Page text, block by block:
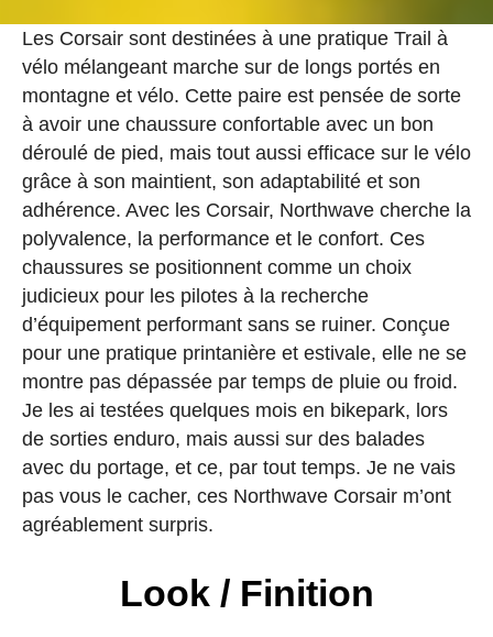
Les Corsair sont destinées à une pratique Trail à
vélo mélangeant marche sur de longs portés en
montagne et vélo. Cette paire est pensée de sorte
à avoir une chaussure confortable avec un bon
déroulé de pied, mais tout aussi efficace sur le vélo
grâce à son maintient, son adaptabilité et son
adhérence. Avec les Corsair, Northwave cherche la
polyvalence, la performance et le confort. Ces
chaussures se positionnent comme un choix
judicieux pour les pilotes à la recherche
d’équipement performant sans se ruiner. Conçue
pour une pratique printanière et estivale, elle ne se
montre pas dépassée par temps de pluie ou froid.
Je les ai testées quelques mois en bikepark, lors
de sorties enduro, mais aussi sur des balades
avec du portage, et ce, par tout temps. Je ne vais
pas vous le cacher, ces Northwave Corsair m’ont
agréablement surpris.
Look / Finition